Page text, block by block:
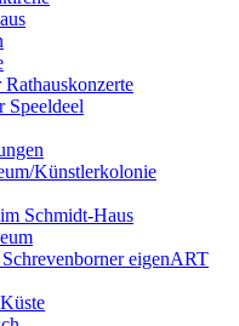
Speeldeel
Künstlerkolonie
Schmidt-Haus
eigenART